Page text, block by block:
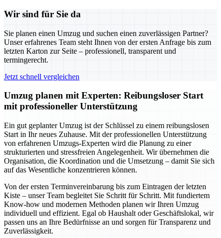
Wir sind für Sie da
Sie planen einen Umzug und suchen einen zuverlässigen Partner?
Unser erfahrenes Team steht Ihnen von der ersten Anfrage bis zum
letzten Karton zur Seite – professionell, transparent und
termingerecht.
Jetzt schnell vergleichen
Umzug planen mit Experten: Reibungsloser Start
mit professioneller Unterstützung
Ein gut geplanter Umzug ist der Schlüssel zu einem reibungslosen
Start in Ihr neues Zuhause. Mit der professionellen Unterstützung
von erfahrenen Umzugs-Experten wird die Planung zu einer
strukturierten und stressfreien Angelegenheit. Wir übernehmen die
Organisation, die Koordination und die Umsetzung – damit Sie sich
auf das Wesentliche konzentrieren können.
Von der ersten Terminvereinbarung bis zum Eintragen der letzten
Kiste – unser Team begleitet Sie Schritt für Schritt. Mit fundiertem
Know-how und modernen Methoden planen wir Ihren Umzug
individuell und effizient. Egal ob Haushalt oder Geschäftslokal, wir
passen uns an Ihre Bedürfnisse an und sorgen für Transparenz und
Zuverlässigkeit.